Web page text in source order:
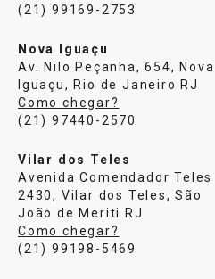
(21) 99169-2753
Nova Iguaçu
Av. Nilo Peçanha, 654, Nova
Iguaçu, Rio de Janeiro RJ
Como chegar?
(21) 97440-2570
Vilar dos Teles
Avenida Comendador Teles
2430, Vilar dos Teles, São
João de Meriti RJ
Como chegar?
(21) 99198-5469